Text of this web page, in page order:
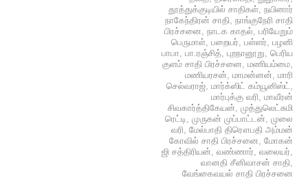
தூத்துக்குடியில் சாதிகள், நயினார்
நாகேந்திரன் சாதி, நாங்குநேரி சாதி
பிரச்சனை, நாடக காதல், பரியேறும்
பெருமாள், பறையர், பள்ளர், பழனி
பாபா, பா.ரஞ்சித், புறநானூறு, பெரிய
குளம் சாதி பிரச்சனை, மணியம்மை,
மணியரசன், மாமன்னன், மாரி
செல்வராஜ், மார்க்ஸிட் கம்யூனிஸ்ட்,
மார்புக்கு வரி, மாவீரன்
சிவகார்த்திகேயன், முத்துலெட்சுமி
ரெட்டி, முருகன் முப்பாட்டன், முலை
வரி, மேல்பாதி திரௌபதி அம்மன்
கோவில் சாதி பிரச்சனை, மோகன்
ஜி சத்திரியன், வண்ணார், வலையர்,
வானதி சீனிவாசன் சாதி,
வேங்கைவயல் சாதி பிரச்சனை